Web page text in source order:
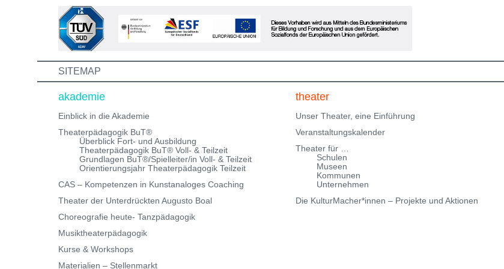
Weiterbildungen und erhalte eine Einladung zum
Informations- und Aufnahmeworkshop. Bei Fragen,
schreibe uns einfach eine Mail an:
info@theaterwerkstatt-heidelberg.de Wir freuen uns auf
Klingenteichstraße verfügen. Hinweise über
Parkmöglichkeiten findest Du hier:
SITEMAP
akademie
Einblick in die Akademie
Theaterpädagogik BuT®
Überblick Fort- und Ausbildung
Theaterpädagogik BuT® Voll- & Teilzeit
Grundlagen BuT®/Spielleiter/in Voll- & Teilzeit
Orientierungsjahr Theaterpädagogik Teilzeit
CAS – Kompetenzen in Kunstanaloges Coaching
Theater der Unterdrückten Augusto Boal
Choreografie heute- Tanzpädagogik
Musiktheaterpädagogik
Kurse & Workshops
Materialien – Stellenmarkt
theater
Unser Theater, eine Einführung
Veranstaltungskalender
Theater für …
Schulen
Museen
Kommunen
Unternehmen
Die KulturMacher*innen – Projekte und Aktionen